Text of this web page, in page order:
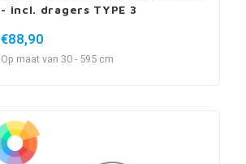
- incl. dragers TYPE 3
€88,90
Op maat van 30 - 595 cm